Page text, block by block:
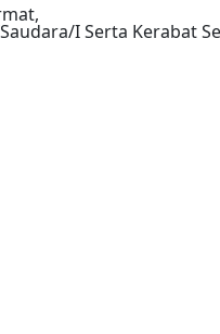
I Serta Kerabat